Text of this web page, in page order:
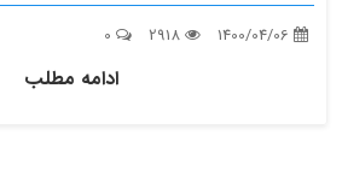
ادامه مطلب